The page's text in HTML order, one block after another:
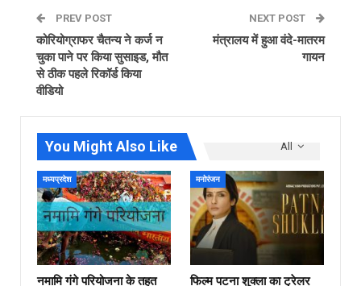
PREV POST
कोरियोग्राफर चैतन्य ने कर्ज न
चुका पाने पर किया सुसाइड, मौत
से ठीक पहले रिकॉर्ड किया
वीडियो
NEXT POST
मंत्रालय में हुआ वंदे-मातरम
गायन
All
You Might Also Like
मध्यप्रदेश
नमामि गंगे परियोजना के तहत
मनोरंजन
फिल्‍म पटना शुक्ला का ट्रेलर